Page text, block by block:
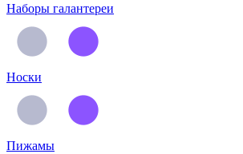
Наборы галантереи
Носки
Пижамы